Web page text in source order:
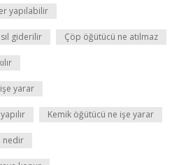
yapılabilir
giderilir Çöp öğütücü ne atılmaz
yarar
Kemik öğütücü ne işe yarar
nedir